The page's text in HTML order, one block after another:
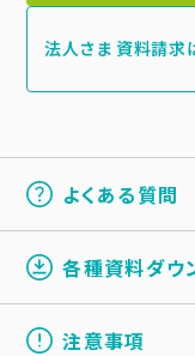
法人さま 資料請求
よくある質問
各種資料ダウ
注意事項